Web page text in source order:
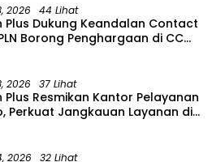
2026 44 Lihat
Plus Dukung Keandalan Contact
Borong Penghargaan di CCW
2026 37 Lihat
Plus Resmikan Kantor Pelayanan
Perkuat Jangkauan Layanan di
2026 32 Lihat